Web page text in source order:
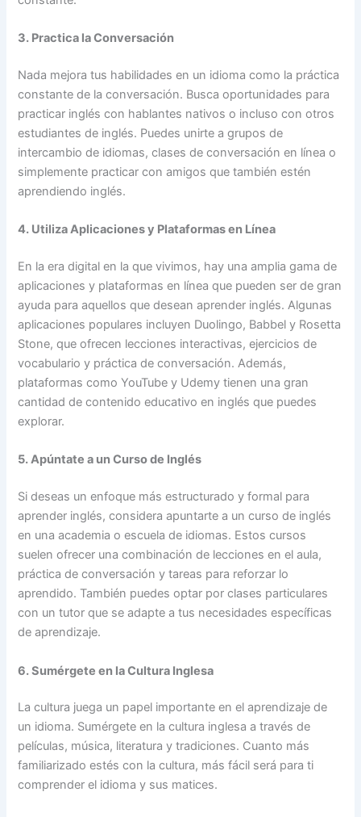
3. Practica la Conversación
Nada mejora tus habilidades en un idioma como la práctica
constante de la conversación. Busca oportunidades para
practicar inglés con hablantes nativos o incluso con otros
estudiantes de inglés. Puedes unirte a grupos de
intercambio de idiomas, clases de conversación en línea o
simplemente practicar con amigos que también estén
aprendiendo inglés.
4. Utiliza Aplicaciones y Plataformas en Línea
En la era digital en la que vivimos, hay una amplia gama de
aplicaciones y plataformas en línea que pueden ser de gran
ayuda para aquellos que desean aprender inglés. Algunas
aplicaciones populares incluyen Duolingo, Babbel y Rosetta
Stone, que ofrecen lecciones interactivas, ejercicios de
vocabulario y práctica de conversación. Además,
plataformas como YouTube y Udemy tienen una gran
cantidad de contenido educativo en inglés que puedes
explorar.
5. Apúntate a un Curso de Inglés
Si deseas un enfoque más estructurado y formal para
aprender inglés, considera apuntarte a un curso de inglés
en una academia o escuela de idiomas. Estos cursos
suelen ofrecer una combinación de lecciones en el aula,
práctica de conversación y tareas para reforzar lo
aprendido. También puedes optar por clases particulares
con un tutor que se adapte a tus necesidades específicas
de aprendizaje.
6. Sumérgete en la Cultura Inglesa
La cultura juega un papel importante en el aprendizaje de
un idioma. Sumérgete en la cultura inglesa a través de
películas, música, literatura y tradiciones. Cuanto más
familiarizado estés con la cultura, más fácil será para ti
comprender el idioma y sus matices.